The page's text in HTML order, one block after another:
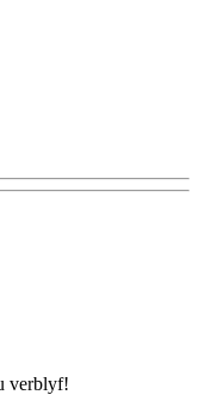
verblyf!